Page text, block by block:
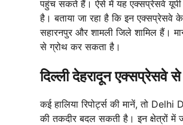
पहुंच सकते हैं। ऐसे में यह एक्सप्रेसवे यूपी
है। बताया जा रहा है कि इन एक्सप्रेसवे
सहारनपुर और शामली जिले शामिल हैं।
से ग्रोथ कर सकता है।
दिल्ली देहरादून एक्सप्रेसवे
कई हालिया रिपोर्ट्स की मानें, तो
की तकदीर बदल सकती है। इन क्षेत्रों